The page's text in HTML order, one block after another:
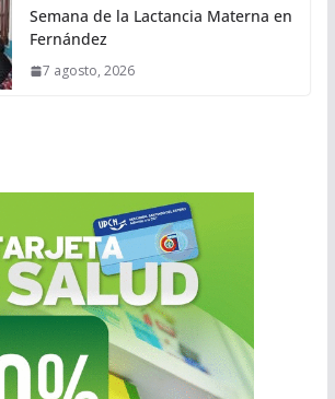
Semana de la Lactancia Materna en
Fernández
7 agosto, 2026